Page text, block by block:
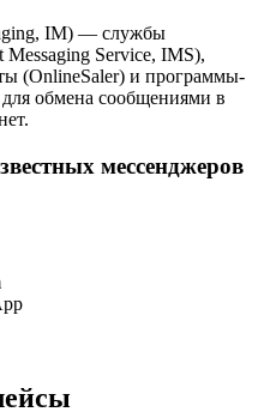
IM) — службы
Service, IMS),
(OnlineSaler) и программы-
обмена сообщениями в
мессенджеров